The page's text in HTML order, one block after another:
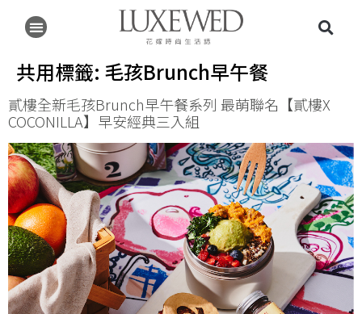
共用標籤: 毛孩Brunch早午餐
貳樓全新毛孩Brunch早午餐系列 最萌聯名【貳樓X
COCONILLA】早安經典三入組